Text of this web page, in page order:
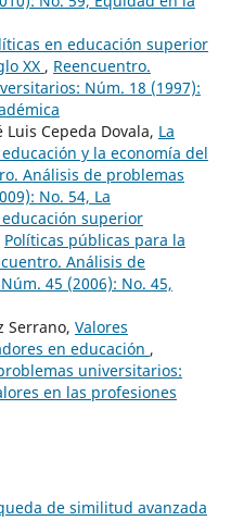
en educación superior
XX , Reencuentro.
Núm. 18 (1997):
Luis Cepeda Dovala, La
y la economía del
Análisis de problemas
No. 54, La
superior
Políticas públicas para la
Análisis de
45 (2006): No. 45,
Serrano, Valores
en educación ,
universitarios:
en las profesiones
de similitud avanzada